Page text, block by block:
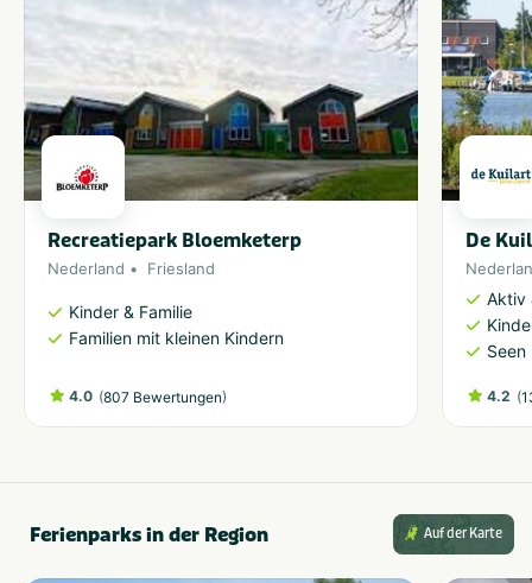
Recreatiepark Bloemketerp
Nederland Friesland
Kinder & Familie
Familien mit kleinen Kindern
4.0 (807 Bewertungen)
De
Aktiv
Seen
4.2 (
Ferienparks in der Region Auf der Karte